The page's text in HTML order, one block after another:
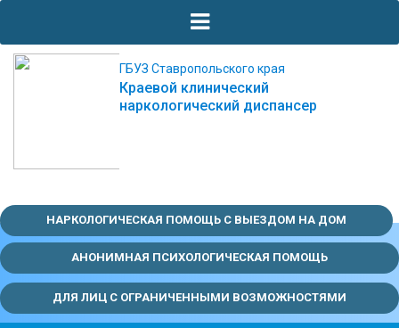
ГБУЗ Ставропольского края
Краевой клинический
наркологический диспансер
НАРКОЛОГИЧЕСКАЯ ПОМОЩЬ С ВЫЕЗДОМ НА ДОМ
АНОНИМНАЯ ПСИХОЛОГИЧЕСКАЯ ПОМОЩЬ
ДЛЯ ЛИЦ С ОГРАНИЧЕННЫМИ ВОЗМОЖНОСТЯМИ